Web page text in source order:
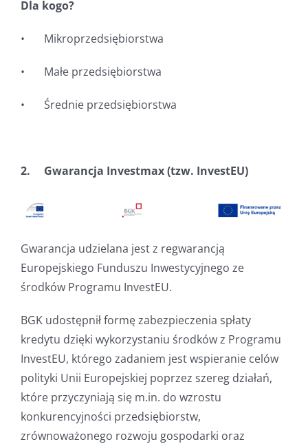
Dla kogo?
• Mikroprzedsiębiorstwa
• Małe przedsiębiorstwa
• Średnie przedsiębiorstwa
2. Gwarancja Investmax (tzw. InvestEU)
Gwarancja udzielana jest z regwarancją
Europejskiego Funduszu Inwestycyjnego ze
środków Programu InvestEU.
BGK udostępnił formę zabezpieczenia spłaty
kredytu dzięki wykorzystaniu środków z Programu
InvestEU, którego zadaniem jest wspieranie celów
polityki Unii Europejskiej poprzez szereg działań,
które przyczyniają się m.in. do wzrostu
konkurencyjności przedsiębiorstw,
zrównoważonego rozwoju gospodarki oraz